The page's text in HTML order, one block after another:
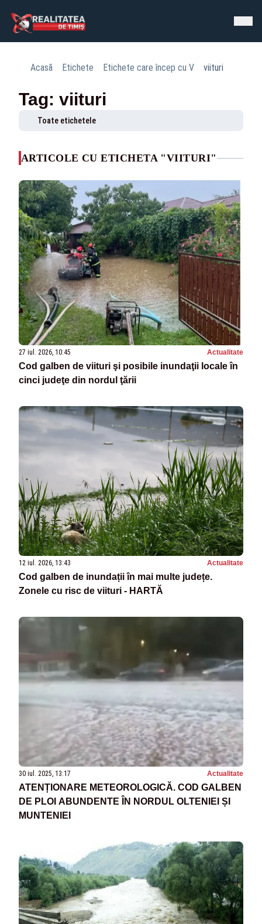
Acasă Etichete Etichete care încep cu V viituri
Tag: viituri
Toate etichetele
ARTICOLE CU ETICHETA "VIITURI"
27 iul. 2026, 10:45 Actualitate
Cod galben de viituri şi posibile inundaţii locale în
cinci judeţe din nordul ţării
12 iul. 2026, 13:43 Actualitate
Cod galben de inundații în mai multe județe.
Zonele cu risc de viituri - HARTĂ
30 iul. 2025, 13:17 Actualitate
ATENȚIONARE METEOROLOGICĂ. COD GALBEN
DE PLOI ABUNDENTE ÎN NORDUL OLTENIEI ȘI
MUNTENIEI